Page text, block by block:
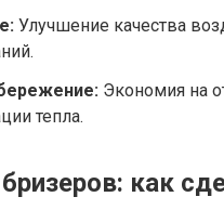
Улучшение качества
Экономия на
тепла.
как